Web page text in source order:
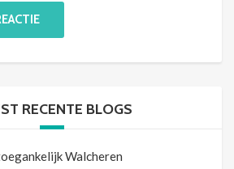
RECENTE BLOGS
Walcheren